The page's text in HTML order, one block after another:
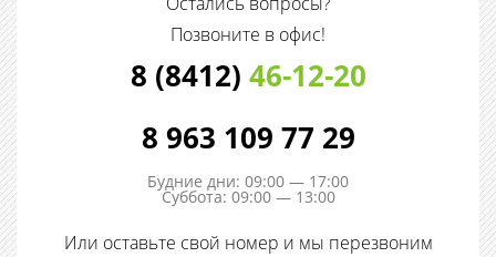
Позвоните в офис!
8 (8412) 46-12-20
8 963 109 77 29
Будние дни: 09:00 — 17:00
Суббота: 09:00 — 13:00
Или оставьте свой номер и мы перезвоним